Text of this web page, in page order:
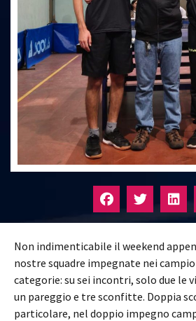
Non indimenticabile il weekend
nostre squadre impegnate nei
categorie: su sei incontri, solo due
un pareggio e tre sconfitte. Doppia
particolare, nel doppio impegno